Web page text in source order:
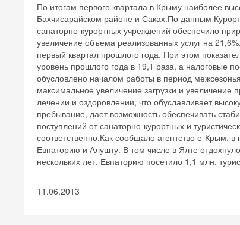
По итогам первого квартала в Крыму наиболее
Бахчисарайском районе и Саках.По данным
санаторно-курортных учреждений обеспечило
увеличение объема реализованных услуг на
первый квартал прошлого года. При этом
уровень прошлого года в 19,1 раза, а налоговые
обусловлено началом работы в период
максимальное увеличение загрузки и увеличение
лечении и оздоровлении, что обуславливает
пребывание, дает возможность обеспечивать
поступлений от санаторно-курортных и
соответственно.Как сообщало агентство е-Крым,
Евпаторию и Алушту. В том числе в Ялте
нескольких лет. Евпаторию посетило 1,1 млн.
11.06.2013